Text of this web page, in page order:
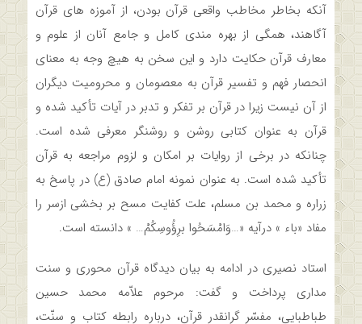
آنکه بخاطر مخاطب واقعی قرآن بودن، از آموزه های قرآن
آگاهند، همگی از بهره مندی کامل و جامع آنان از علوم و
معارف قرآن حکایت دارد و این سخن به هیچ وجه به معنای
انحصار فهم و تفسیر قرآن به معصومان و محرومیت دیگران
از آن نیست زیرا در قرآن بر تفکر و تدبر در آیات تأکید شده و
قرآن به عنوان کتابی روشن و روشنگر معرفی شده است.
چنانکه در برخی از روایات بر امکان و لزوم مراجعه به قرآن
تأکید شده است. به عنوان نمونه امام صادق (ع) در پاسخ به
زراره و محمد بن مسلم، علت کفایت مسح بر بخشی ازسر را
مفاد «باء » درآیه «…وَامْسَحُوا برِؤُوسِکُمْ… » دانسته است.
استاد نصیری در ادامه به بیان دیدگاه قرآن محوری و سنت
مداری پرداخت و گفت: مرحوم علاّمه‌ محمد‌ حسین
طباطبایی، مفسّر گرانقدر قرآن، درباره رابطه کتاب و سنّت،